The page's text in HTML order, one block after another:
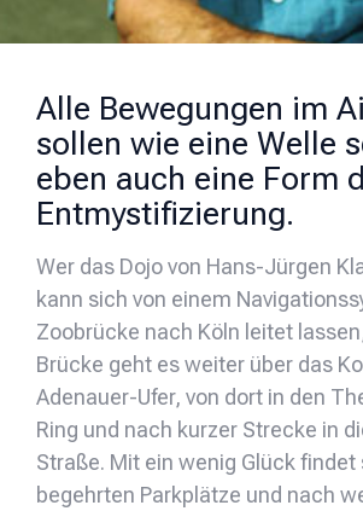
Alle Bewegungen im
sollen wie eine Welle
eben auch eine Form
Entmystifizierung.
Wer das Dojo von Hans-Jürgen
kann sich von einem
Zoobrücke nach Köln leitet
Brücke geht es weiter über das
Adenauer-Ufer, von dort in den
Ring und nach kurzer Strecke in
Straße. Mit ein wenig Glück findet
begehrten Parkplätze und nach